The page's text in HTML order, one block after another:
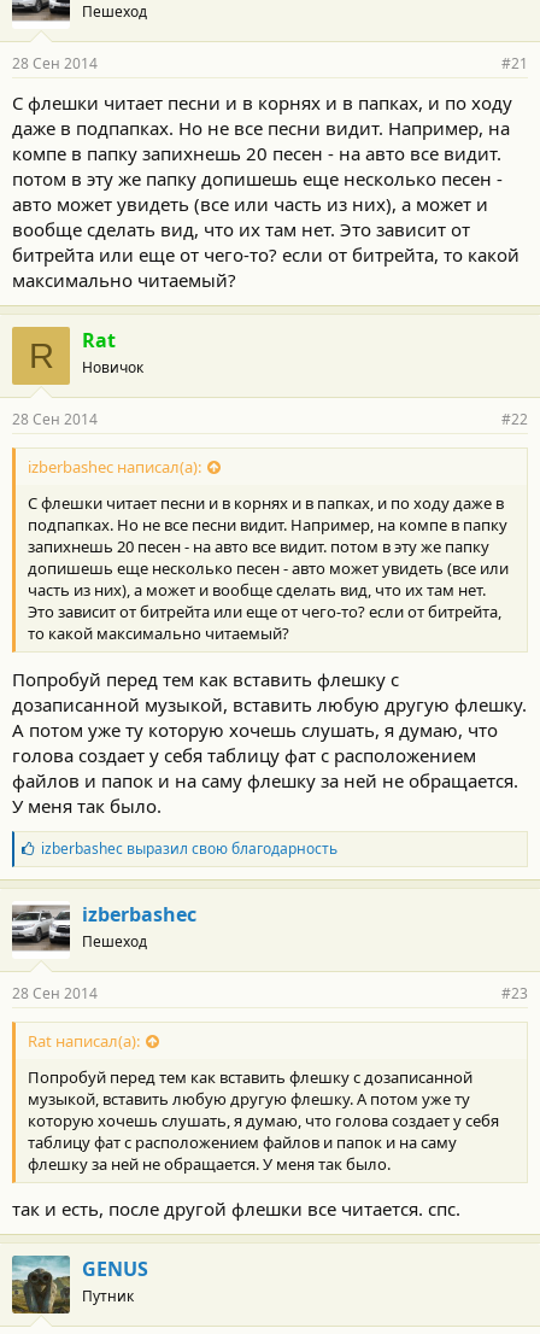
Пешеход
28 Сен 2014 #21
С флешки читает песни и в корнях и в папках, и по ходу
даже в подпапках. Но не все песни видит. Например, на
компе в папку запихнешь 20 песен - на авто все видит.
потом в эту же папку допишешь еще несколько песен -
авто может увидеть (все или часть из них), а может и
вообще сделать вид, что их там нет. Это зависит от
битрейта или еще от чего-то? если от битрейта, то какой
максимально читаемый?
R Rat
Новичок
28 Сен 2014 #22
izberbashec написал(а):
С флешки читает песни и в корнях и в папках, и по ходу даже в
подпапках. Но не все песни видит. Например, на компе в папку
запихнешь 20 песен - на авто все видит. потом в эту же папку
допишешь еще несколько песен - авто может увидеть (все или
часть из них), а может и вообще сделать вид, что их там нет.
Это зависит от битрейта или еще от чего-то? если от битрейта,
то какой максимально читаемый?
Попробуй перед тем как вставить флешку с
дозаписанной музыкой, вставить любую другую флешку.
А потом уже ту которую хочешь слушать, я думаю, что
голова создает у себя таблицу фат с расположением
файлов и папок и на саму флешку за ней не обращается.
У меня так было.
Б
л
а
г
о
д
а
н
о
с
и
:
izberbashecвыразил свою благодарность
izberbashec
Пешеход
28 Сен 2014 #23
Rat написал(а):
Попробуй перед тем как вставить флешку с дозаписанной
музыкой, вставить любую другую флешку. А потом уже ту
которую хочешь слушать, я думаю, что голова создает у себя
таблицу фат с расположением файлов и папок и на саму
флешку за ней не обращается. У меня так было.
так и есть, после другой флешки все читается. спс.
GENUS
Путник